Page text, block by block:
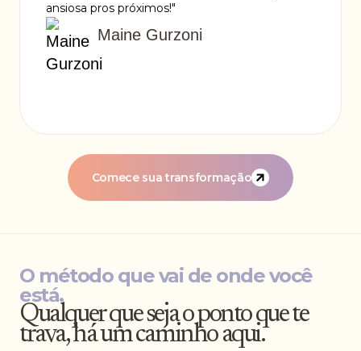
Maine Gurzoni
ansiosa pros próximos!"
Comece sua transformação
O método que vai de onde você
está.
Qualquer que seja o ponto que te
trava, há um caminho aqui.